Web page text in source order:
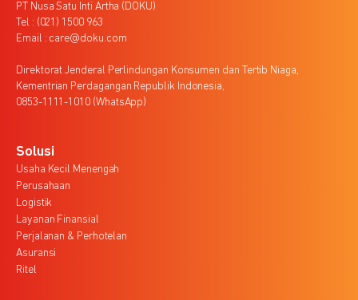
PT Nusa Satu Inti Artha (DOKU)
Tel : (021) 1500 963
Email : care@doku.com
Direktorat Jenderal Perlindungan Konsumen dan Tertib Niaga,
Kementrian Perdagangan Republik Indonesia,
0853-1111-1010 (WhatsApp)
Solusi
Usaha Kecil Menengah
Perusahaan
Logistik
Layanan Finansial
Perjalanan & Perhotelan
Asuransi
Ritel